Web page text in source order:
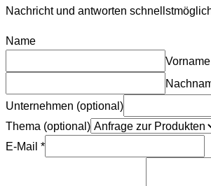
Nachricht und antworten
Name
Vorname
Unternehmen (optional)
Thema (optional)
E-Mail *